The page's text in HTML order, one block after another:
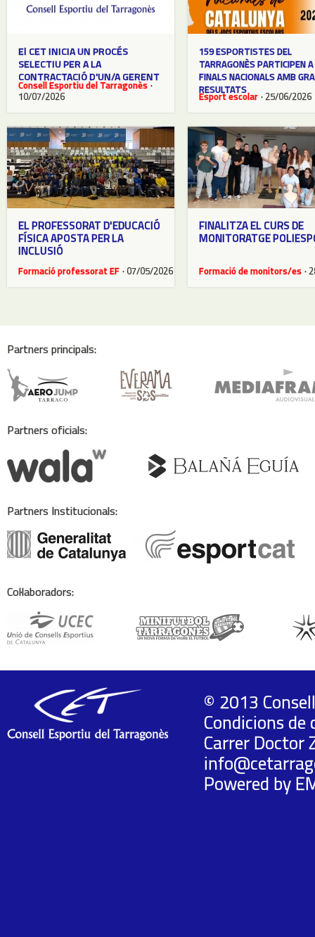
El CET INICIA UN PROCÉS
SELECTIU PER A LA
CONTRACTACIÓ D'UN/A GERENT
Consell Esportiu del Tarragonès ·
10/07/2026
159 ESPORTISTES DEL
TARRAGONÈS PARTICIPEN
FINALS NACIONALS AMB
RESULTATS
Esport escolar · 25/06/2026
EL PROFESSORAT D'EDUCACIÓ
FÍSICA APOSTA PER LA
INCLUSIÓ
Formació professorat EF · 07/05/2026
FINALITZA EL CURS DE
MONITORATGE
Formació de monitors/es ·
Partners principals:
Partners oficials:
Partners Institucionals:
Col·laboradors:
© 2013
Condicions
Carrer Doctor
Powered by